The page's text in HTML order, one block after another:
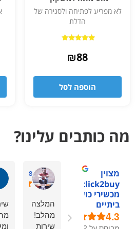
לא מפריע לפתיחה ולסגירה של
הדלת
5.00
מתוך 5₪88
הוספה לסל
מה כותבים עלינו?
מצוין
מכשירי כושר
ביתיים
4.3
המלצה
מהלב!
שירות